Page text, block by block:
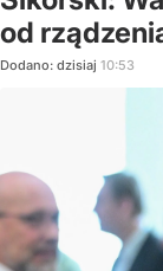
od
Dodano: dzisiaj 10:53